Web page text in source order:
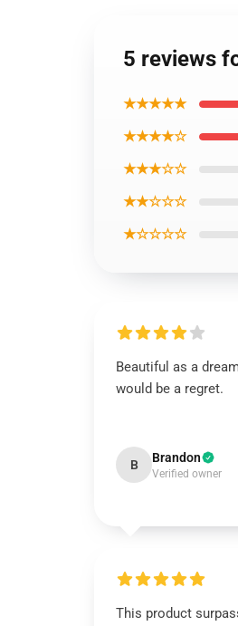
5 reviews
★★★★★
★★★★☆
★★★☆☆
★★☆☆☆
★☆☆☆☆
Beautiful as a
would be a regret.
B Brandon
Verified owner
This product